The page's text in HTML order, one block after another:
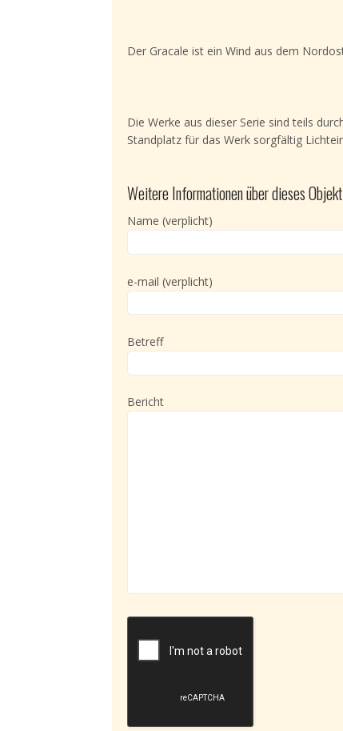
Der Gracale ist ein Wind aus dem
Die Werke aus dieser Serie sind teils
Standplatz für das Werk sorgfältig
Weitere Informationen über dieses
Name (verplicht)
e-mail (verplicht)
Betreff
Bericht